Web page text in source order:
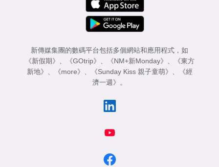
新傳媒集團的數碼平台包括多個網站和應用程式，如
《新假期》 、 《GOtrip》 、 《NM+新Monday》 、
《東方
新地》 、 《more》 、 《Sunday Kiss 親子童萌》 、
《經
濟一週》 。